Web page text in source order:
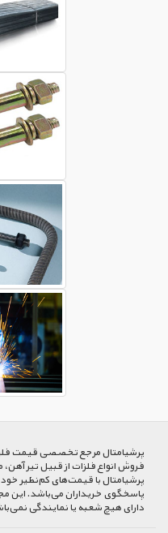
پرشیا‌متال مرجع تخصصی قیمت
فروش انواع فلزات از قبیل تیر
پرشیامتال با قیمت‌های کم‌نظیر خود
پاسخگوی خریداران می‌باشد. این
دارای هیچ شعبه یا نمایندگی